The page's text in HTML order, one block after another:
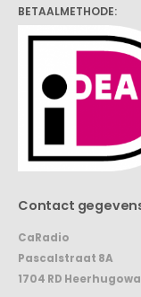
BETAALMETHODE:
Contact
CaRadio
Pascalstraat 8A
1704 RD